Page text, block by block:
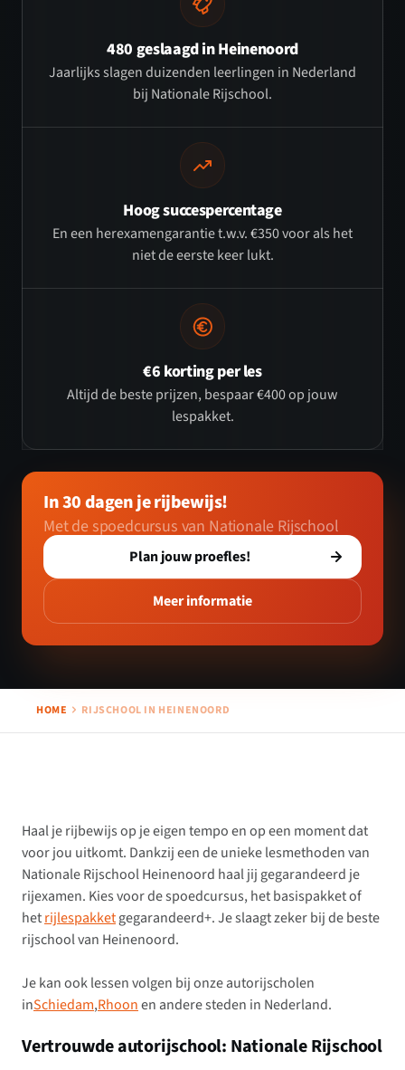
480 geslaagd in Heinenoord
Jaarlijks slagen duizenden leerlingen in Nederland
bij Nationale Rijschool.
Hoog succespercentage
En een herexamengarantie t.w.v. €350 voor als het
niet de eerste keer lukt.
€6 korting per les
Altijd de beste prijzen, bespaar €400 op jouw
lespakket.
In 30 dagen je rijbewijs!
Met de spoedcursus van Nationale Rijschool
Plan jouw proefles!
Meer informatie
HOME RIJSCHOOL IN HEINENOORD
Haal je rijbewijs op je eigen tempo en op een moment dat
voor jou uitkomt. Dankzij een de unieke lesmethoden van
Nationale Rijschool Heinenoord haal jij gegarandeerd je
rijexamen. Kies voor de spoedcursus, het basispakket of
hetrijlespakketgegarandeerd+. Je slaagt zeker bij de beste
rijschool van Heinenoord.
Je kan ook lessen volgen bij onze autorijscholen
inSchiedam,Rhoonen andere steden in Nederland.
Vertrouwde autorijschool: Nationale Rijschool